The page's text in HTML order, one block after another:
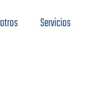
Servicios